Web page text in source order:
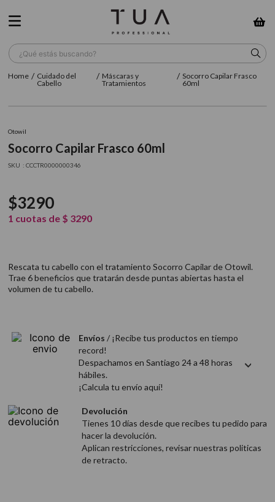
¿Qué estás buscando?
Cuidado del
Cabello
Máscaras y
Tratamientos
Socorro Capilar Frasco
60ml
Otowil
Socorro Capilar Frasco 60ml
: CCCTR0000000346
$3290
1 cuotas de $ 3290
Rescata tu cabello con el tratamiento Socorro Capilar de Otowil.
Trae 6 beneficios que tratarán desde puntas abiertas hasta el
volumen de tu cabello.
Envíos / ¡Recibe tus productos en tiempo
record!
Despachamos en Santiago 24 a 48 horas
hábiles.
¡Calcula tu envío aquí!
Devolución
Tienes 10 días desde que recibes tu pedido para
hacer la devolución.
Aplican restricciones, revisar nuestras politicas
de retracto.
TÉRMINOS MÁS BUSCADOS
3. farmavita
5. cepillo
6. gama
9. acondicionador